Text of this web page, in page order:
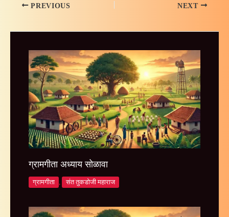
PREVIOUS NEXT
ग्रामगीता अध्याय सोळावा
ग्रामगीता संत तुकडोजी महाराज